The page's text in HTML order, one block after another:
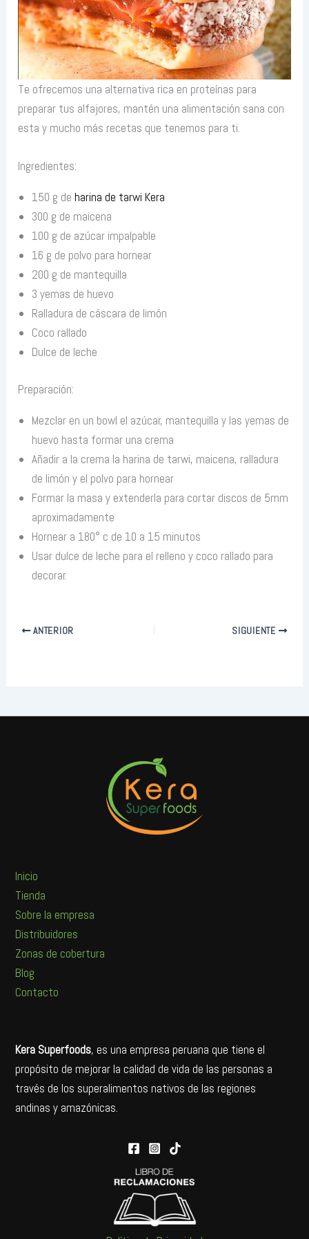
Te ofrecemos una alternativa rica en proteínas para
preparar tus alfajores, mantén una alimentación sana con
esta y mucho más recetas que tenemos para ti.
Ingredientes:
150 g deharina de tarwi Kera
300 g de maicena
100 g de azúcar impalpable
16 g de polvo para hornear
200 g de mantequilla
3 yemas de huevo
Ralladura de cáscara de limón
Coco rallado
Dulce de leche
Preparación:
Mezclar en un bowl el azúcar, mantequilla y las yemas de
huevo hasta formar una crema
Añadir a la crema la harina de tarwi, maicena, ralladura
de limón y el polvo para hornear
Formar la masa y extenderla para cortar discos de 5mm
aproximadamente
Hornear a 180° c de 10 a 15 minutos
Usar dulce de leche para el relleno y coco rallado para
decorar.
ANTERIOR SIGUIENTE
Inicio
Tienda
Sobre la empresa
Distribuidores
Zonas de cobertura
Blog
Contacto
Kera Superfoods, es una empresa peruana que tiene el
propósito de mejorar la calidad de vida de las personas a
través de los superalimentos nativos de las regiones
andinas y amazónicas.